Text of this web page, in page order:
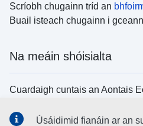
Scríobh chugainn tríd an
Buail isteach chugainn i
Na meáin shóisialta
Cuardaigh cuntais an Aontais
Úsáidimid fianáin ar an